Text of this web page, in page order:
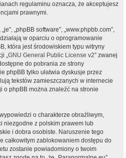
regulaminu oznacza, że akceptujesz
prawnymi.
„phpBB software”, „www.phpbb.com”,
w oparciu o oprogramowanie
która jest środowiskiem typu witryny
„GNU General Public License v2” zwanej
do pobrania ze strony
phpBB tylko ułatwia dyskusje przez
tekstów zamieszczanych w internecie
o phpBB można znaleźć na stronie
o charakterze obraźliwym,
niezgodne z polskim prawem lub
i dobra osobiste. Naruszenie tego
całkowitym zablokowaniem dostępu do
zostanie powiadomiony o twoim